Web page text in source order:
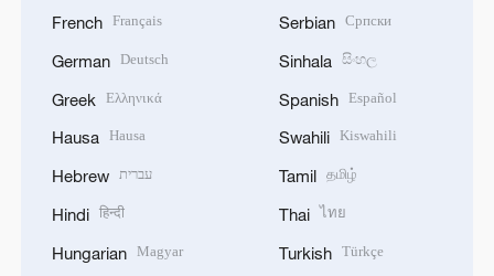
French Français
German Deutsch
Greek Ελληνικά
Hausa Hausa
Hebrew עברית
Hindi हिन्दी
Hungarian Magyar
Serbian Српски
Sinhala සිංහල
Spanish Español
Swahili Kiswahili
Tamil தமிழ்
Thai ไทย
Turkish Türkçe